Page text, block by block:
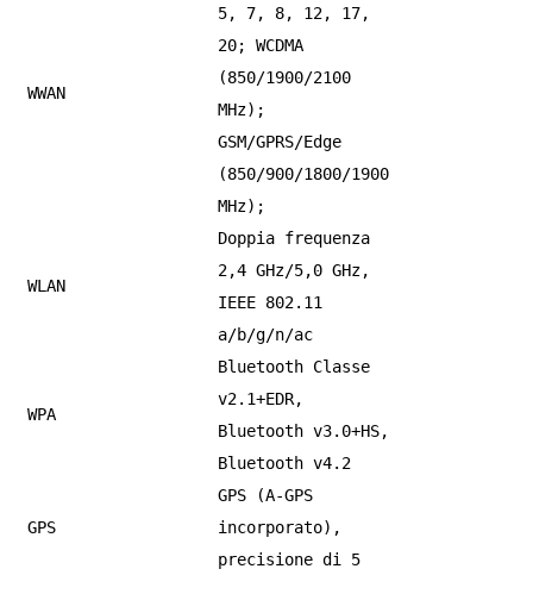
WWAN
5, 7, 8, 12, 17,
20; WCDMA
(850/1900/2100
MHz);
GSM/GPRS/Edge
(850/900/1800/1900
MHz);
WLAN
Doppia frequenza
2,4 GHz/5,0 GHz,
IEEE 802.11
a/b/g/n/ac
WPA
Bluetooth Classe
v2.1+EDR,
Bluetooth v3.0+HS,
Bluetooth v4.2
GPS
GPS (A-GPS
incorporato),
precisione di 5